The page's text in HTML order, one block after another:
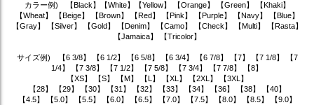
カラー例) 【Black】【White】【Yellow】 【Orange】 【Green】 【Khaki】
【Wheat】 【Beige】 【Brown】 【Red】 【Pink】 【Purple】 【Navy】 【Blue】
【Gray】 【Silver】 【Gold】 【Denim】 【Camo】 【Check】 【Multi】 【Rasta】
【Jamaica】 【Tricolor】
サイズ例) 【6 3/8】 【6 1/2】 【6 5/8】 【6 3/4】 【6 7/8】 【7】 【7 1/8】 【7
1/4】 【7 3/8】 【7 1/2】 【7 5/8】 【7 3/4】 【7 7/8】 【8】
【XS】 【S】 【M】 【L】 【XL】 【2XL】 【3XL】
【28】 【29】 【30】 【31】 【32】 【33】 【34】 【36】 【38】 【40】
【4.5】 【5.0】 【5.5】 【6.0】 【6.5】 【7.0】 【7.5】 【8.0】 【8.5】 【9.0】